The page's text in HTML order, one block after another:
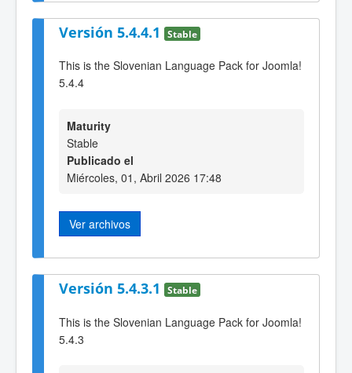
Versión 5.4.4.1 Stable
This is the Slovenian Language Pack for Joomla!
5.4.4
Maturity
Stable
Publicado el
Miércoles, 01, Abril 2026 17:48
Ver archivos
Versión 5.4.3.1 Stable
This is the Slovenian Language Pack for Joomla!
5.4.3